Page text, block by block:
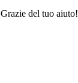
del tuo aiuto!